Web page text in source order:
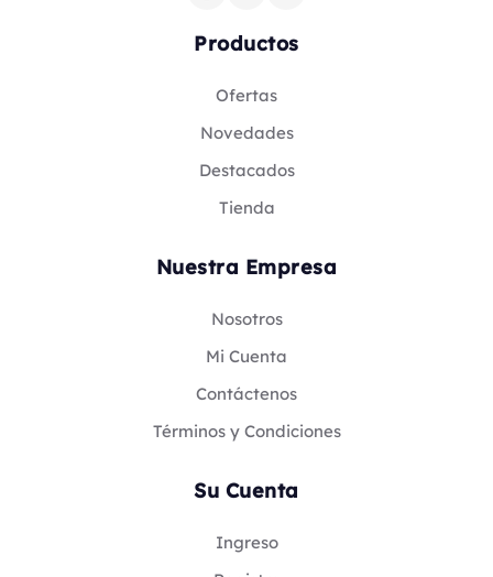
Productos
Ofertas
Novedades
Destacados
Tienda
Nuestra Empresa
Nosotros
Mi Cuenta
Contáctenos
Términos y Condiciones
Su Cuenta
Ingreso